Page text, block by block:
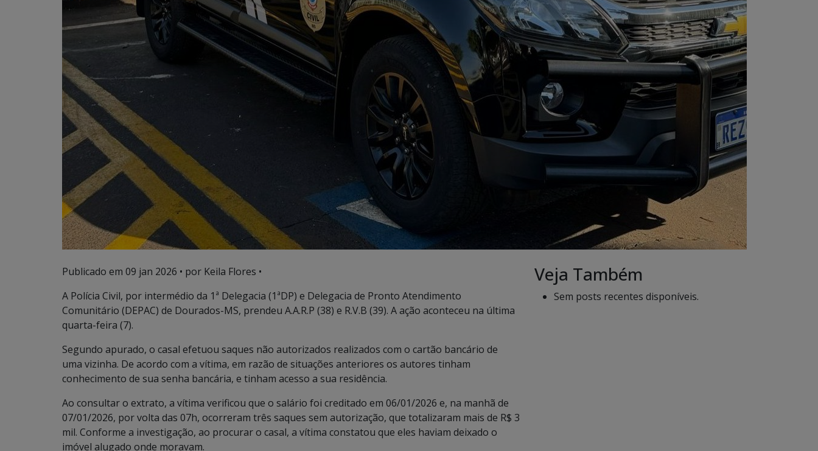
Publicado em 09 jan 2026 • por Keila Flores •
A Polícia Civil, por intermédio da 1ª Delegacia (1ªDP) e Delegacia de Pronto Atendimento
Comunitário (DEPAC) de Dourados-MS, prendeu A.A.R.P (38) e R.V.B (39). A ação aconteceu na última
quarta-feira (7).
Segundo apurado, o casal efetuou saques não autorizados realizados com o cartão bancário de
uma vizinha. De acordo com a vítima, em razão de situações anteriores os autores tinham
conhecimento de sua senha bancária, e tinham acesso a sua residência.
Ao consultar o extrato, a vítima verificou que o salário foi creditado em 06/01/2026 e, na manhã de
07/01/2026, por volta das 07h, ocorreram três saques sem autorização, que totalizaram mais de R$ 3
mil. Conforme a investigação, ao procurar o casal, a vítima constatou que eles haviam deixado o
imóvel alugado onde moravam.
Veja Também
Sem posts recentes disponíveis.